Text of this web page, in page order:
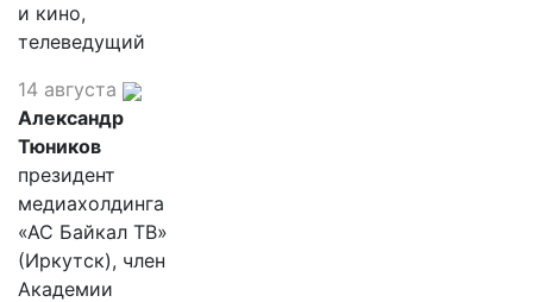
и кино,
телеведущий
14 августа
Александр
Тюников
президент
медиахолдинга
«АС Байкал ТВ»
(Иркутск), член
Академии